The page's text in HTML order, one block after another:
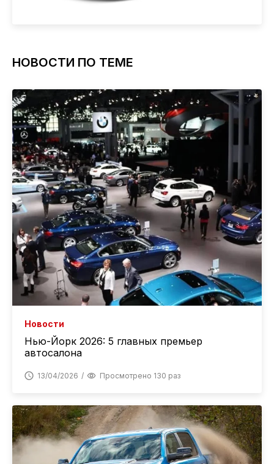
НОВОСТИ ПО ТЕМЕ
Новости
Нью-Йорк 2026: 5 главных премьер
автосалона
13/04/2026 Просмотрено 130 раз